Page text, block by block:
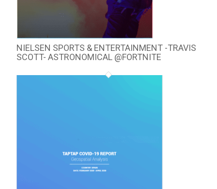
NIELSEN SPORTS & ENTERTAINMENT -TRAVIS
SCOTT- ASTRONOMICAL @FORTNITE